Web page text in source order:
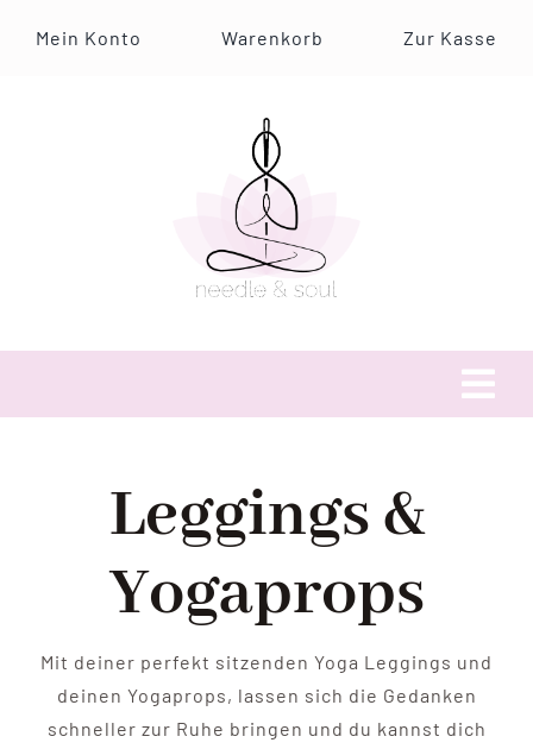
InhaltMein Konto Warenkorb Zur Kasse
Kontakt
Leggings &
Yogaprops
Mit deiner perfekt sitzenden Yoga Leggings und
deinen Yogaprops, lassen sich die Gedanken
schneller zur Ruhe bringen und du kannst dich